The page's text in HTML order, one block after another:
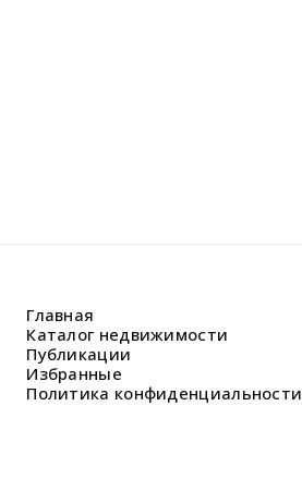
Главная
Каталог недвижимости
Публикации
Избранные
Политика конфиденциальности